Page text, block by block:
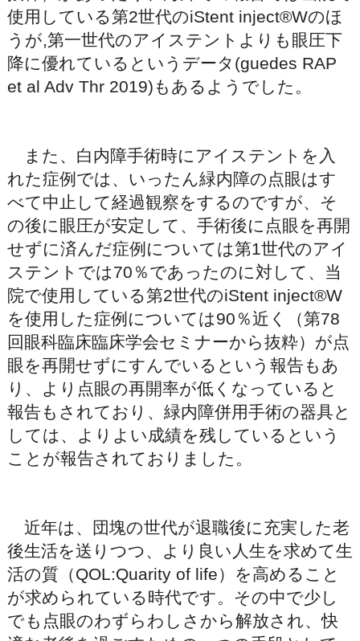
使用している第2世代のiStent inject®Wのほ
うが,第一世代のアイステントよりも眼圧下
降に優れているというデータ(guedes RAP
et al Adv Thr 2019)もあるようでした。
また、白内障手術時にアイステントを入
れた症例では、いったん緑内障の点眼はす
べて中止して経過観察をするのですが、そ
の後に眼圧が安定して、手術後に点眼を再開
せずに済んだ症例については第1世代のアイ
ステントでは70％であったのに対して、当
院で使用している第2世代のiStent inject®W
を使用した症例については90％近く（第78
回眼科臨床臨床学会セミナーから抜粋）が点
眼を再開せずにすんでいるという報告もあ
り、より点眼の再開率が低くなっていると
報告もされており、緑内障併用手術の器具と
しては、よりよい成績を残しているという
ことが報告されておりました。
近年は、団塊の世代が退職後に充実した老
後生活を送りつつ、より良い人生を求めて生
活の質（QOL:Quarity of life）を高めること
が求められている時代です。その中で少し
でも点眼のわずらわしさから解放され、快